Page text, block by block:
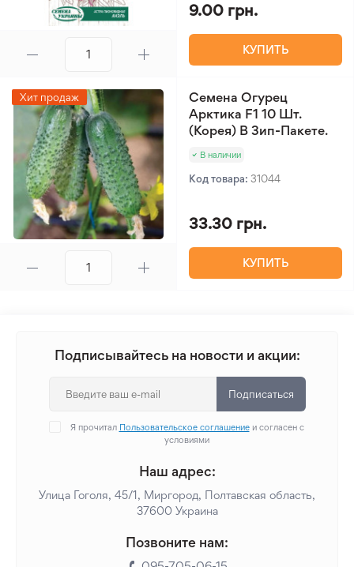
9.00 грн.
КУПИТЬ
Хит продаж
Семена Огурец
Арктика F1 10 Шт.
(Корея) В Зип-Пакете.
В наличии
Код товара: 31044
33.30 грн.
КУПИТЬ
Подписывайтесь на новости и акции:
Подписаться
Я прочитал Пользовательское соглашениеи согласен с
условиями
Наш адрес:
Улица Гоголя, 45/1, Миргород, Полтавская область,
37600 Украина
Позвоните нам: